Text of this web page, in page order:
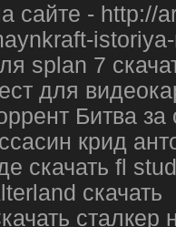
сайте - http://
splan 7
для
Битва за
крид
скачать fl
скачать
сталкер